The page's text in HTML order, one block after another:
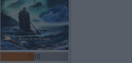
5/10